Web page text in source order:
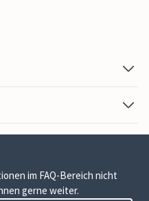
im FAQ-Bereich nicht
gerne weiter.